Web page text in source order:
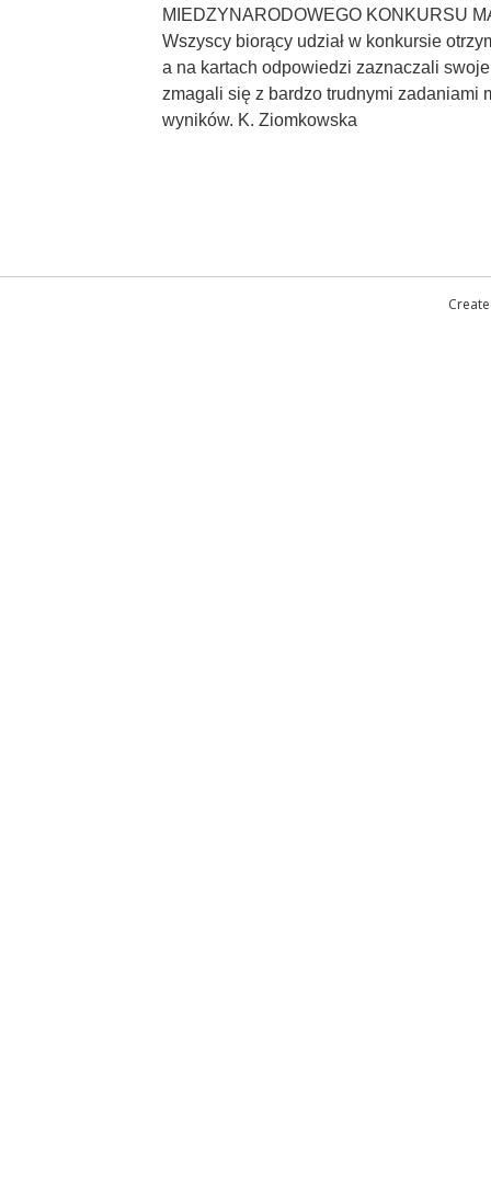
MIEDZYNARODOWEGO KONKURSU
Wszyscy biorący udział w konkursie
a na kartach odpowiedzi zaznaczali
zmagali się z bardzo trudnymi zadaniami
wyników. K. Ziomkowska